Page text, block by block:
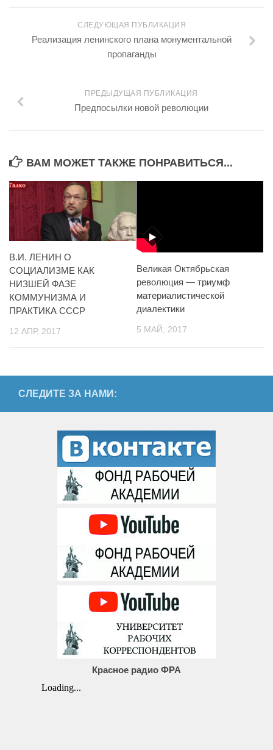
СЛЕДУЮЩАЯ ПУБЛИКАЦИЯ
Реализация ленинского плана монументальной
пропаганды
ПРЕДЫДУЩАЯ ПУБЛИКАЦИЯ
Предпосылки новой революции
ВАМ МОЖЕТ ТАКЖЕ ПОНРАВИТЬСЯ...
В.И. ЛЕНИН О
СОЦИАЛИЗМЕ КАК
НИЗШЕЙ ФАЗЕ
КОММУНИЗМА И
ПРАКТИКА СССР
12 АПР, 2017
Великая Октябрьская
революция — триумф
материалистической
диалектики
5 МАЙ, 2017
СЛЕДИТЕ ЗА НАМИ:
Красное радио ФРА